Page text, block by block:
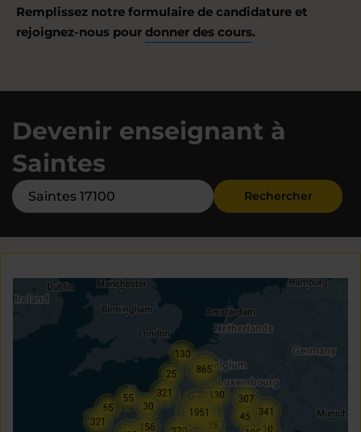
Remplissez notre formulaire de candidature et
rejoignez-nous pour donner des cours.
Devenir enseignant à
Saintes
Rechercher